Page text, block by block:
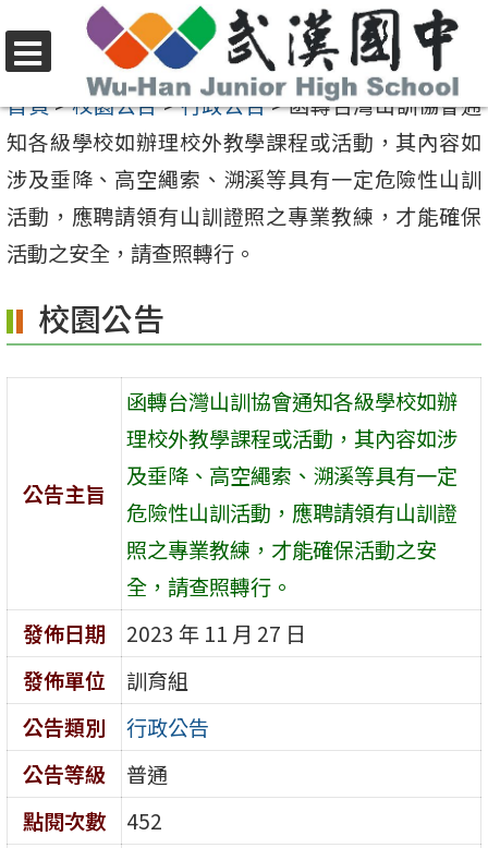
至
要
內
容
區
選
單
首頁>校園公告>行政公告>函轉台灣山訓協會通
知各級學校如辦理校外教學課程或活動，其內容如
涉及垂降、高空繩索、溯溪等具有一定危險性山訓
活動，應聘請領有山訓證照之專業教練，才能確保
活動之安全，請查照轉行。
校園公告
公告主旨
函轉台灣山訓協會通知各級學校如辦
理校外教學課程或活動，其內容如涉
及垂降、高空繩索、溯溪等具有一定
危險性山訓活動，應聘請領有山訓證
照之專業教練，才能確保活動之安
全，請查照轉行。
發佈日期
2023 年 11 月 27 日
發佈單位
訓育組
公告類別
行政公告
公告等級
普通
點閱次數
452